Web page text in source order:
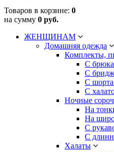
Товаров в корзине: 0
на сумму 0 руб.
ЖЕНЩИНАМ
Домашняя одежда
Комплекты,
С
С
С
С
Ночные
На
На
С
С
Халаты